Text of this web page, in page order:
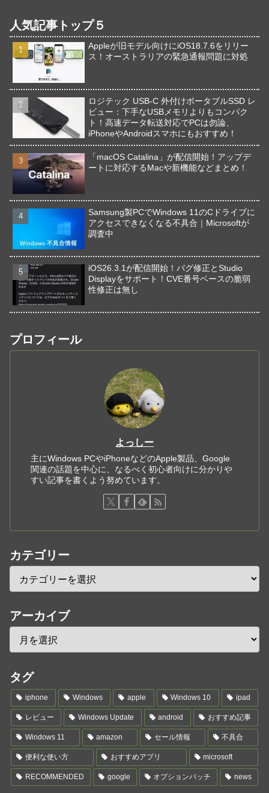
人気記事トップ５
Appleが旧モデル向けにiOS18.7.6をリリー
ス！オーストラリアの緊急通報問題に対処
ロジテック USB-C 外付けポータブルSSD レ
ビュー：下手なUSBメモリよりもコンパク
ト！高速データ転送対応でPCは勿論、
iPhoneやAndroidスマホにもおすすめ！
「macOS Catalina」が配信開始！アップデ
ートに対応するMacや新機能などまとめ！
Samsung製PCでWindows 11のCドライブに
アクセスできなくなる不具合｜Microsoftが
調査中
iOS26.3.1が配信開始！バグ修正とStudio
Displayをサポート！CVE番号ベースの脆弱
性修正は無し
プロフィール
よっしー
主にWindows PCやiPhoneなどのApple製品、Google
関連の話題を中心に、なるべく初心者向けに分かりや
すい記事を書くよう努めています。
カテゴリー
アーカイブ
タグ
iphone Windows apple Windows 10 ipad
レビュー Windows Update android おすすめ記事
Windows 11 amazon セール情報 不具合
便利な使い方 おすすめアプリ microsoft
RECOMMENDED google オプションパッチ news